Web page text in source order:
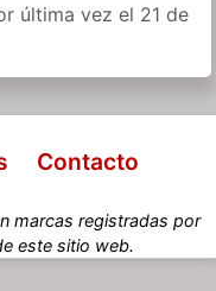
última vez el 21 de
Contacto
marcas registradas por
este sitio web.